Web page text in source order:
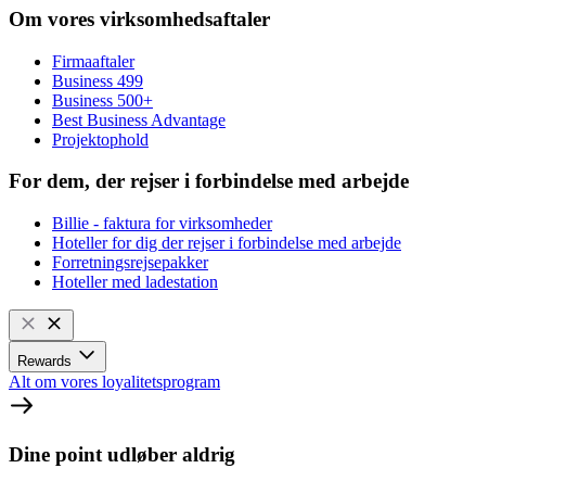
Om vores virksomhedsaftaler
Firmaaftaler
Business 499
Business 500+
Best Business Advantage
Projektophold
For dem, der rejser i forbindelse med arbejde
Billie - faktura for virksomheder
Hoteller for dig der rejser i forbindelse med arbejde
Forretningsrejsepakker
Hoteller med ladestation
Rewards
Alt om vores loyalitetsprogram
Dine point udløber aldrig